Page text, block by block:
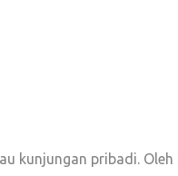
kunjungan pribadi.